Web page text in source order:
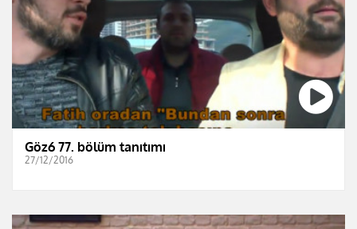
Göz6 77. bölüm tanıtımı
27/12/2016